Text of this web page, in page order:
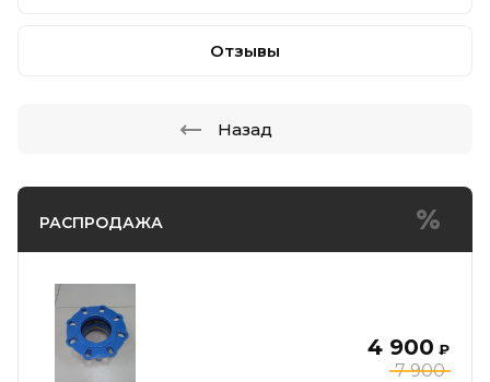
РАСПРОДАЖА
7 900
4 900 ₽
Отзывы
Назад